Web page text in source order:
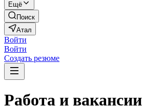
Ещё
Поиск
Атал
Войти
Войти
Создать резюме
Работа и вакансии